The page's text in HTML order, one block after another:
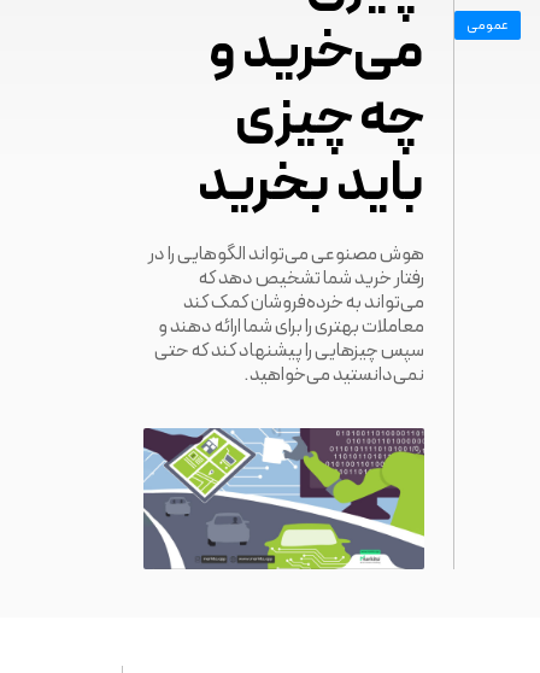
می‌خرید و
چه چیزی
باید بخرید
هوش مصنوعی می‌تواند الگوهایی را در
رفتار خرید شما تشخیص دهد که
می‌تواند به خرده‌فروشان کمک کند
معاملات بهتری را برای شما ارائه دهند و
سپس چیزهایی را پیشنهاد کند که حتی
نمی‌دانستید می‌خواهید.